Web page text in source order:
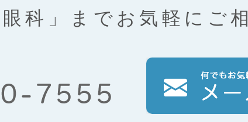
科」まで お気軽にご